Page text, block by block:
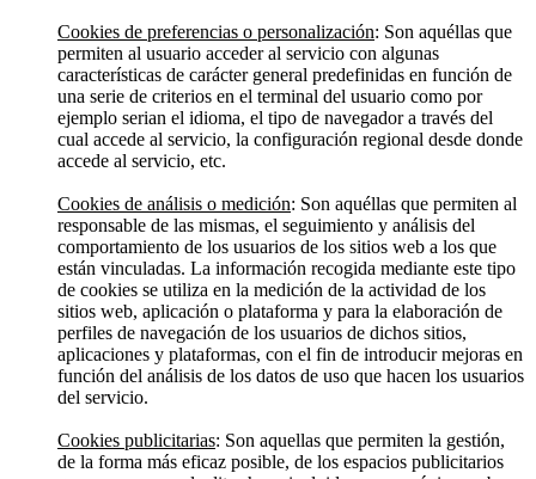
Cookies de preferencias o personalización: Son aquéllas que
permiten al usuario acceder al servicio con algunas
características de carácter general predefinidas en función de
una serie de criterios en el terminal del usuario como por
ejemplo serian el idioma, el tipo de navegador a través del
cual accede al servicio, la configuración regional desde donde
accede al servicio, etc.
Cookies de análisis o medición: Son aquéllas que permiten al
responsable de las mismas, el seguimiento y análisis del
comportamiento de los usuarios de los sitios web a los que
están vinculadas. La información recogida mediante este tipo
de cookies se utiliza en la medición de la actividad de los
sitios web, aplicación o plataforma y para la elaboración de
perfiles de navegación de los usuarios de dichos sitios,
aplicaciones y plataformas, con el fin de introducir mejoras en
función del análisis de los datos de uso que hacen los usuarios
del servicio.
Cookies publicitarias: Son aquellas que permiten la gestión,
de la forma más eficaz posible, de los espacios publicitarios